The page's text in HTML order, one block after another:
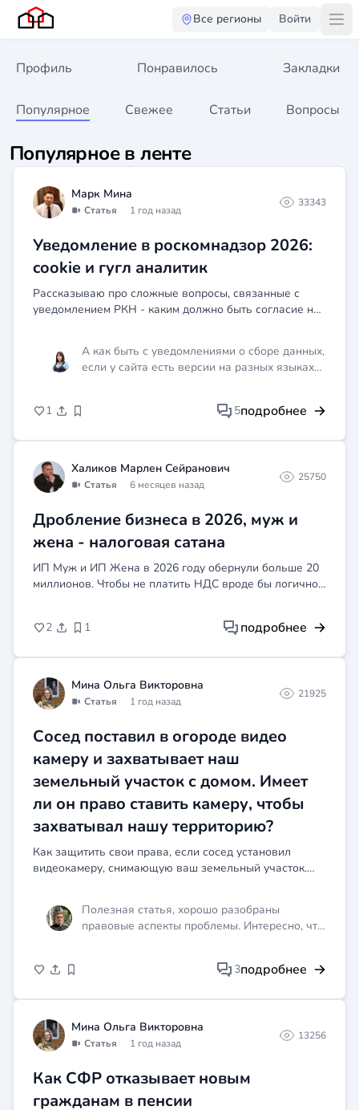
Все регионы Войти
Профиль Понравилось Закладки
Популярное Свежее Статьи Вопросы
Популярное в ленте
Марк Мина
Статья 1 год назад
33343
Уведомление в роскомнадзор 2026:
cookie и гугл аналитик
Рассказываю про сложные вопросы, связанные с
уведомлением РКН - каким должно быть согласие на
А как быть с уведомлениями о сборе данных,
если у сайта есть версии на разных языках
1 5подробнее
Халиков Марлен Сейранович
Статья 6 месяцев назад
25750
Дробление бизнеса в 2026, муж и
жена - налоговая сатана
ИП Муж и ИП Жена в 2026 году обернули больше 20
миллионов. Чтобы не платить НДС вроде бы логично
2 1 подробнее
Мина Ольга Викторовна
Статья 1 год назад
21925
Сосед поставил в огороде видео
камеру и захватывает наш
земельный участок с домом. Имеет
ли он право ставить камеру, чтобы
захватывал нашу территорию?
Как защитить свои права, если сосед установил
видеокамеру, снимающую ваш земельный участок.
Полезная статья, хорошо разобраны
правовые аспекты проблемы. Интересно, что
что информация пригодится тем, кто
3подробнее
Мина Ольга Викторовна
Статья 1 год назад
13256
Как СФР отказывает новым
гражданам в пенсии